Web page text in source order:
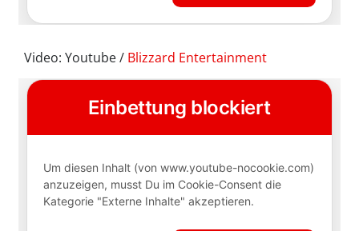
Video: Youtube / Blizzard Entertainment